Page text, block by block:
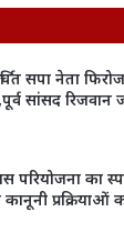
सपा नेता
सांसद रिजवान
परियोजना का